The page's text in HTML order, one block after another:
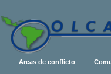
Areas de conflicto